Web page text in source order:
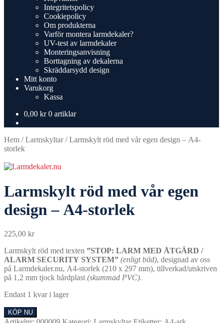
Integritetspolicy
Cookiepolicy
Om produkterna
Varför montera larmdekaler?
UV-test av larmdekaler
Monteringsanvisning
Borttagning av dekalerna
Skräddarsydd design
Mitt konto
Varukorg
Kassa
0,00 kr 0 artiklar
Hem /Larmskyltar/Larmskylt röd med vår egen design – A4-
storlek
Larmskylt röd med vår egen
design – A4-storlek
225,00 kr
Larmskylt röd med texten ”STOP: LARM MED ÅTGÄRD /
ALARM SECURITY SYSTEM” (enligt bild), designad av oss
på Larmdekaler.nu, A4-storlek (210 x 297 mm), tillverkad/utskriven
på 1,2 mm tjock hårdplast (skummad PVC).
Endast 1 kvar i lager
Larmskylt
röd
KÖP NU